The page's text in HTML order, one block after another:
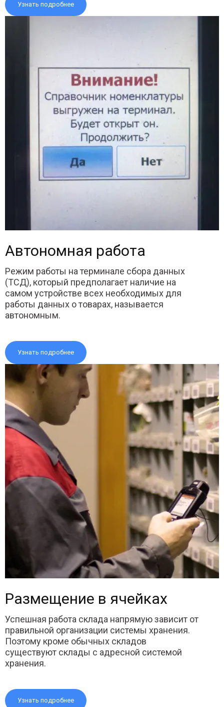
Узнать подробнее
Автономная работа
Режим работы на терминале сбора данных
(ТСД), который предполагает наличие на
самом устройстве всех необходимых для
работы данных о товарах, называется
автономным.
Узнать подробнее
Размещение в ячейках
Успешная работа склада напрямую зависит от
правильной организации системы хранения.
Поэтому кроме обычных складов
существуют склады с адресной системой
хранения.
Узнать подробнее